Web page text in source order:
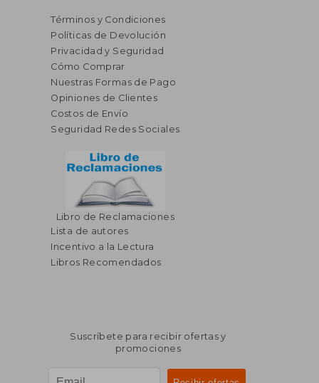
Términos y Condiciones
Políticas de Devolución
Privacidad y Seguridad
Cómo Comprar
Nuestras Formas de Pago
Opiniones de Clientes
Costos de Envío
Seguridad Redes Sociales
Libro de Reclamaciones
Lista de autores
Incentivo a la Lectura
Libros Recomendados
Suscríbete para recibir ofertas y
promociones